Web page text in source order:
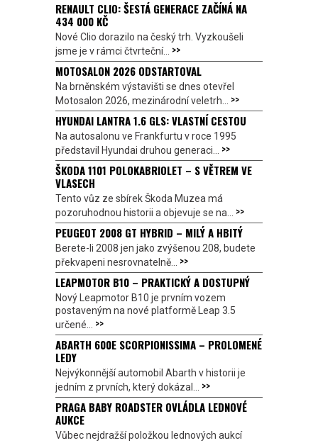
RENAULT CLIO: ŠESTÁ GENERACE ZAČÍNÁ NA
434 000 KČ
Nové Clio dorazilo na český trh. Vyzkoušeli
jsme je v rámci čtvrteční... >>
MOTOSALON 2026 ODSTARTOVAL
Na brněnském výstavišti se dnes otevřel
Motosalon 2026, mezinárodní veletrh... >>
HYUNDAI LANTRA 1.6 GLS: VLASTNÍ CESTOU
Na autosalonu ve Frankfurtu v roce 1995
představil Hyundai druhou generaci... >>
ŠKODA 1101 POLOKABRIOLET – S VĚTREM VE
VLASECH
Tento vůz ze sbírek Škoda Muzea má
pozoruhodnou historii a objevuje se na... >>
PEUGEOT 2008 GT HYBRID – MILÝ A HBITÝ
Berete-li 2008 jen jako zvýšenou 208, budete
překvapeni nesrovnatelně... >>
LEAPMOTOR B10 – PRAKTICKÝ A DOSTUPNÝ
Nový Leapmotor B10 je prvním vozem
postaveným na nové platformě Leap 3.5
určené... >>
ABARTH 600E SCORPIONISSIMA – PROLOMENÉ
LEDY
Nejvýkonnější automobil Abarth v historii je
jedním z prvních, který dokázal... >>
PRAGA BABY ROADSTER OVLÁDLA LEDNOVÉ
AUKCE
Vůbec nejdražší položkou lednových aukcí